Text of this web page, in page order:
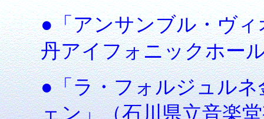
●「アンサンブル・ヴィ
丹アイフォニックホー
●「ラ・フォルジュル
ェン」（石川県立音楽